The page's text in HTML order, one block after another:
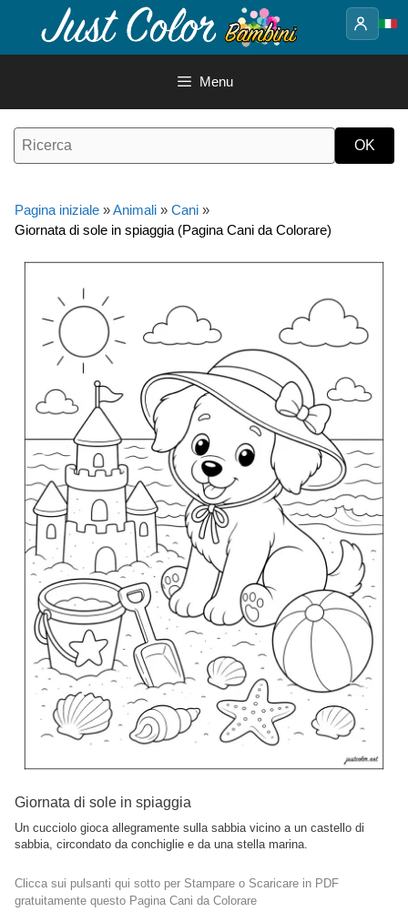
contenuto
Menu
Pagina iniziale »Animali » Cani »
Giornata di sole in spiaggia (Pagina Cani da Colorare)
Giornata di sole in spiaggia
Un cucciolo gioca allegramente sulla sabbia vicino a un castello di
sabbia, circondato da conchiglie e da una stella marina.
Clicca sui pulsanti qui sotto per Stampare o Scaricare in PDF
gratuitamente questo Pagina Cani da Colorare